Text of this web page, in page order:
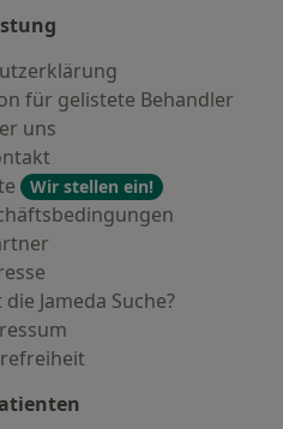
für gelistete Behandler
uns
Wir stellen ein!
Jameda Suche?